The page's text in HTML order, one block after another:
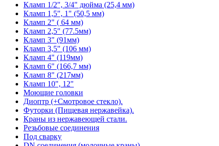
Кламп 1/2", 3/4" дюйма (25,4 мм)
Кламп 1,5", 1" (50,5 мм)
Кламп 2" ( 64 мм)
Кламп 2,5" (77.5мм)
Кламп 3" (91мм)
Кламп 3,5" (106 мм)
Кламп 4" (119мм)
Кламп 6" (166,7 мм)
Кламп 8" (217мм)
Кламп 10", 12"
Моющие головки
Диоптр (+Смотровое стекло).
Футорки (Пищевая нержавейка).
Краны из нержавеющей стали.
Резьбовые соединения
Под сварку